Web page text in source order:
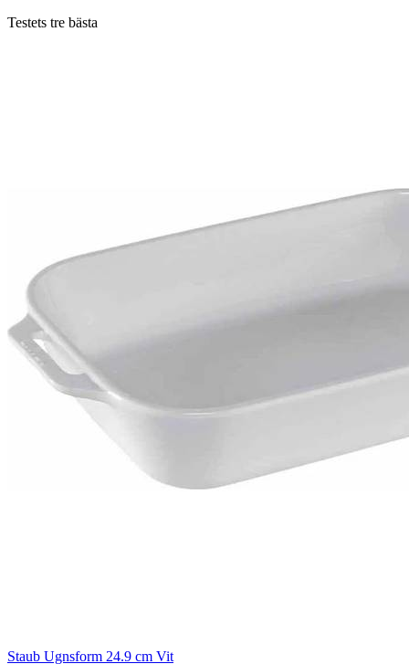
Testets tre bästa
Staub Ugnsform 24.9 cm Vit